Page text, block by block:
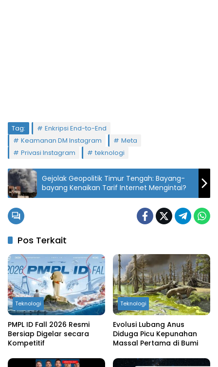
Tag:
Enkripsi End-to-End
Keamanan DM Instagram
Meta
Privasi Instagram
teknologi
Gejolak Geopolitik Timur Tengah: Bayang-
bayang Kenaikan Tarif Internet Mengintai?
Pos Terkait
Teknologi
PMPL ID Fall 2026 Resmi
Bersiap Digelar secara
Kompetitif
Teknologi
Evolusi Lubang Anus
Diduga Picu Kepunahan
Massal Pertama di Bumi